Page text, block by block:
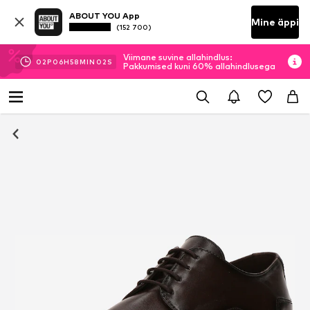
ABOUT YOU App
(152 700) Mine äppi
02P 06H58MIN 02 S
Viimane suvine allahindlus:
Pakkumised kuni 60% allahindlusega